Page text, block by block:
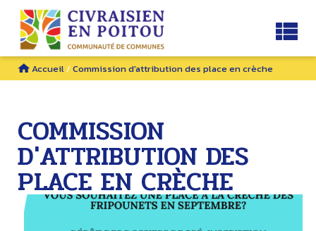
Accueil/ Commission d'attribution des place en crèche
COMMISSION
D'ATTRIBUTION DES
PLACE EN CRÈCHE